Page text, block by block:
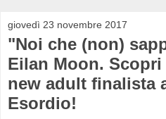
giovedì 23 novembre 2017
"Noi che (non)
Eilan Moon.
new adult finalista
Esordio!